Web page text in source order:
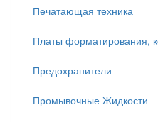
Печатающая техника
Платы форматирования,
Предохранители
Промывочные Жидкости